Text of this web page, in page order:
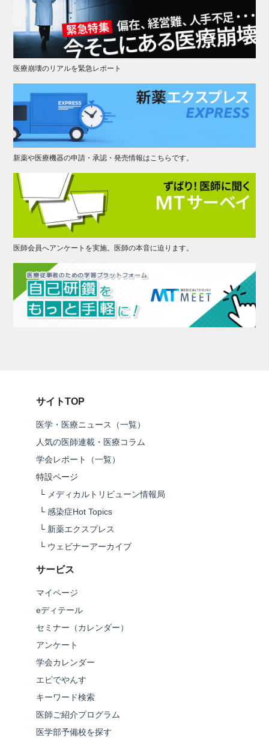
医療崩壊のリアルを緊急レポート
新薬や医療機器の申請・承認・発売情報はこちらです。
医師会員へアンケートを実施。医師の本音に迫ります。
サイトTOP
医学・医療ニュース（一覧）
人気の医師連載・医療コラム
学会レポート（一覧）
特設ページ
└ メディカルトリビューン情報局
└ 感染症Hot Topics
└ 新薬エクスプレス
└ ウェビナーアーカイブ
サービス
マイページ
eディテール
セミナー（カレンダー）
アンケート
学会カレンダー
エビでやんす
キーワード検索
医師ご紹介プログラム
医学部予備校を探す